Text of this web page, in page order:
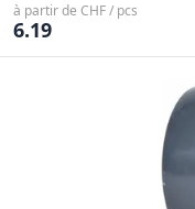
à partir de CHF / pcs
6.19